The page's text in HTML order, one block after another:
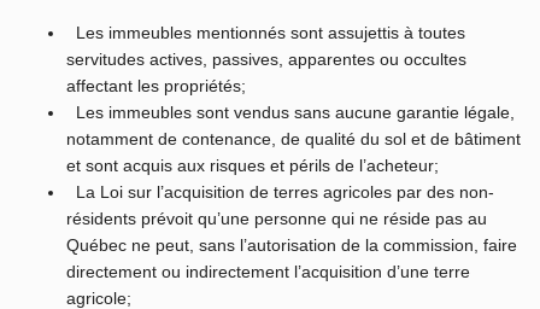
Les immeubles mentionnés sont assujettis à toutes
servitudes actives, passives, apparentes ou occultes
affectant les propriétés;
Les immeubles sont vendus sans aucune garantie légale,
notamment de contenance, de qualité du sol et de bâtiment
et sont acquis aux risques et périls de l’acheteur;
La Loi sur l’acquisition de terres agricoles par des non-
résidents prévoit qu’une personne qui ne réside pas au
Québec ne peut, sans l’autorisation de la commission, faire
directement ou indirectement l’acquisition d’une terre
agricole;